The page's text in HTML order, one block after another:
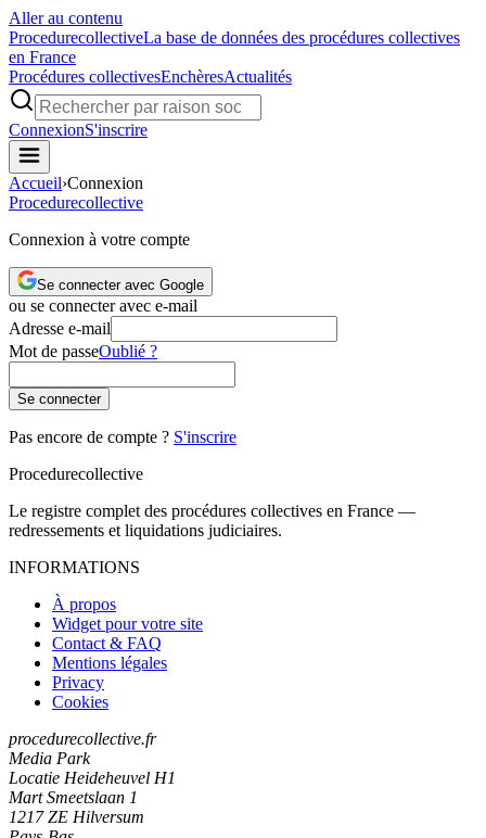
Aller au contenu
ProcedurecollectiveLa base de données des procédures collectives
en France
Procédures collectivesEnchèresActualités
ConnexionS'inscrire
Accueil›Connexion
Procedurecollective
Connexion à votre compte
Se connecter avec Google
ou se connecter avec e-mail
Adresse e-mail
Mot de passeOublié ?
Se connecter
Pas encore de compte ? S'inscrire
Procedurecollective
Le registre complet des procédures collectives en France —
redressements et liquidations judiciaires.
INFORMATIONS
À propos
Widget pour votre site
Contact & FAQ
Mentions légales
Privacy
Cookies
procedurecollective.fr
Media Park
Locatie Heideheuvel H1
Mart Smeetslaan 1
1217 ZE Hilversum